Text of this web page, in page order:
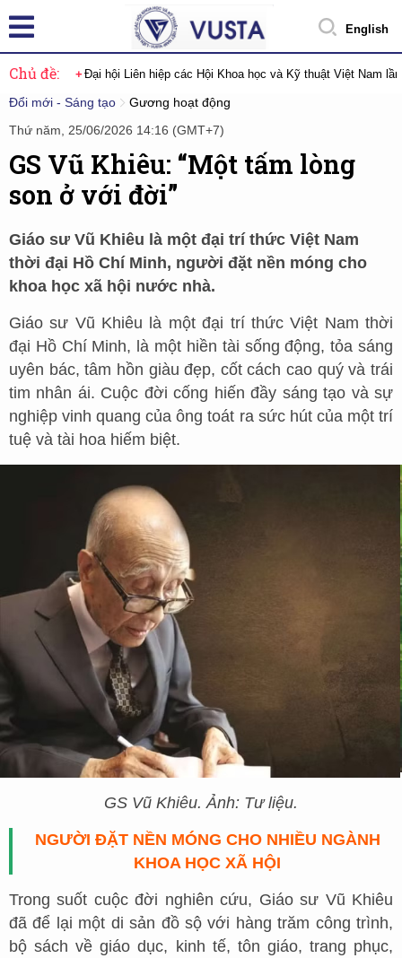
English
Chủ đề: Đại hội Liên hiệp các Hội Khoa học và Kỹ thuật Việt Nam
Đổi mới - Sáng tạo
Gương hoạt động
Thứ năm, 25/06/2026 14:16 (GMT+7)
GS Vũ Khiêu: “Một tấm lòng
son ở với đời”
Giáo sư Vũ Khiêu là một đại trí thức Việt Nam
thời đại Hồ Chí Minh, người đặt nền móng cho
khoa học xã hội nước nhà.
Giáo sư Vũ Khiêu là một đại trí thức Việt Nam thời
đại Hồ Chí Minh, là một hiền tài sống động, tỏa sáng
uyên bác, tâm hồn giàu đẹp, cốt cách cao quý và trái
tim nhân ái. Cuộc đời cống hiến đầy sáng tạo và sự
nghiệp vinh quang của ông toát ra sức hút của một trí
tuệ và tài hoa hiếm biệt.
GS Vũ Khiêu. Ảnh: Tư liệu.
NGƯỜI ĐẶT NỀN MÓNG CHO NHIỀU NGÀNH
KHOA HỌC XÃ HỘI
Trong suốt cuộc đời nghiên cứu, Giáo sư Vũ Khiêu
đã để lại một di sản đồ sộ với hàng trăm công trình,
bộ sách về giáo dục, kinh tế, tôn giáo, trang phục,